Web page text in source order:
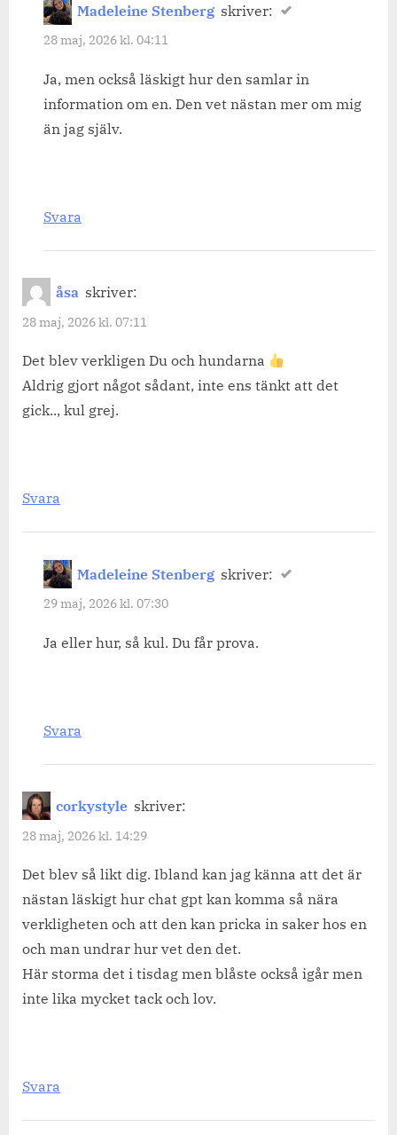
Madeleine Stenberg skriver:
28 maj, 2026 kl. 04:11
Ja, men också läskigt hur den samlar in
information om en. Den vet nästan mer om mig
än jag själv.
Svara
åsa skriver:
28 maj, 2026 kl. 07:11
Det blev verkligen Du och hundarna
Aldrig gjort något sådant, inte ens tänkt att det
gick.., kul grej.
Svara
Madeleine Stenberg skriver:
29 maj, 2026 kl. 07:30
Ja eller hur, så kul. Du får prova.
Svara
corkystyle skriver:
28 maj, 2026 kl. 14:29
Det blev så likt dig. Ibland kan jag känna att det är
nästan läskigt hur chat gpt kan komma så nära
verkligheten och att den kan pricka in saker hos en
och man undrar hur vet den det.
Här storma det i tisdag men blåste också igår men
inte lika mycket tack och lov.
Svara